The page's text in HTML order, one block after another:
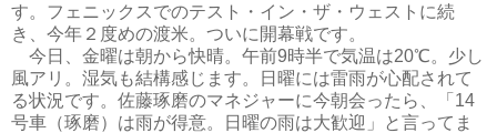
す。フェニックスでのテスト・イン・ザ・ウェストに続
き、今年２度めの渡米。ついに開幕戦です。
今日、金曜は朝から快晴。午前9時半で気温は20℃。少し
風アリ。湿気も結構感じます。日曜には雷雨が心配されて
る状況です。佐藤琢磨のマネジャーに今朝会ったら、「14
号車（琢磨）は雨が得意。日曜の雨は大歓迎」と言ってま